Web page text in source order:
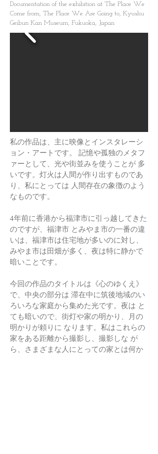
Documentation of the exhibition at The Place We
Come from, The Place We Are Going to, Kyushu
Geibun Kan Museum, Fukuoka, Japan
私の作品は、主に映像とインスタレーシ
ョン・アートです。 記憶や孤独のメタフ
ァーとして、光や街並みを使うことが 多
いです。灯火は人間が作り出すものであ
り、私にとっては 人間存在の象徴のよう
なものです。
4年前に香港から福津市に引っ越してきた
のですが、福津市 とみやま市の一番の違
いは、福津市は住宅地が多いのに対し、
みやま市は田畑が多く、夜は特に静かで
暗いことです。
今回の作品のタイトルは《心のゆくえ》
で、中央の部分は 滞在中に筑後地域のい
ろいろな家庭から集めた光です。夜は と
ても暗いので、街灯や家の明かり、月の
明かりが頼りに なります。私はこれらの
家をある距離から撮影し、撮影しな が
ら、さまざまな人にとっての家とは何か